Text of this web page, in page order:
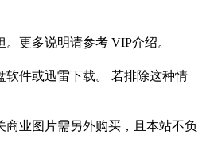
更多说明请参考 VIP介绍。
软件或迅雷下载。 若排除这种情
业图片需另外购买，且本站不负